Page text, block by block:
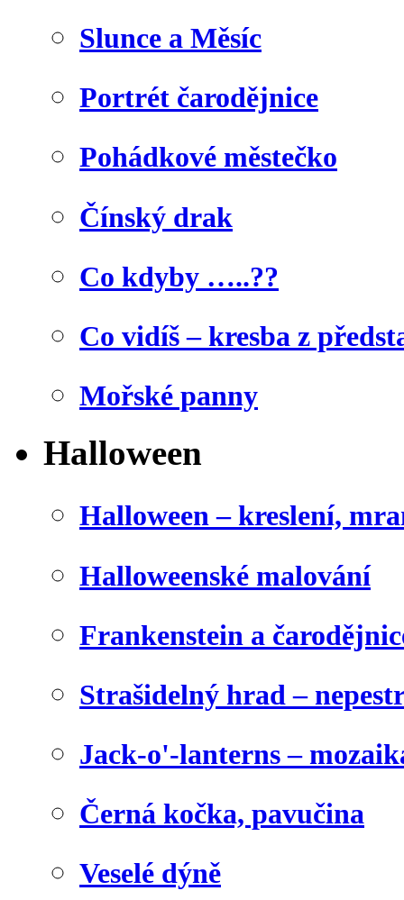
Slunce a Měsíc
Portrét čarodějnice
Pohádkové městečko
Čínský drak
Co kdyby …..??
Co vidíš – kresba z
Mořské panny
Halloween
Halloween – kreslení,
Halloweenské malování
Frankenstein a
Strašidelný hrad –
Jack-o'-lanterns –
Černá kočka, pavučina
Veselé dýně